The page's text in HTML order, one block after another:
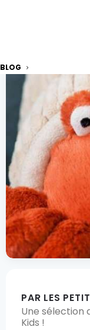
BLOG
PAR LES
Une sélection
Kids !